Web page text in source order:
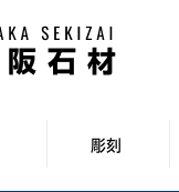
彫刻